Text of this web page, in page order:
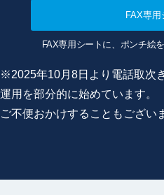
FAX専用
FAX専用シートに、ポンチ絵
※2025年10月8日より電話取次
運用を部分的に始めています。
ご不便おかけすることもござい